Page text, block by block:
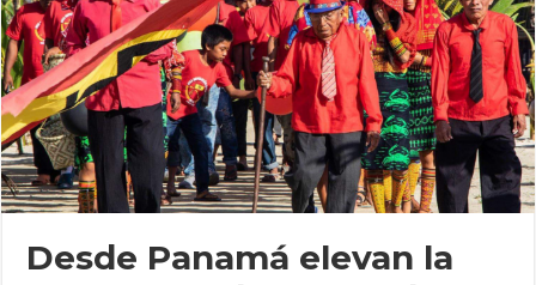
Desde Panamá elevan la